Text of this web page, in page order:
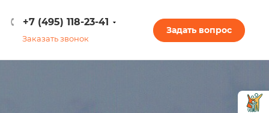
+7 (495) 118-23-41
Заказать звонок
Задать вопрос